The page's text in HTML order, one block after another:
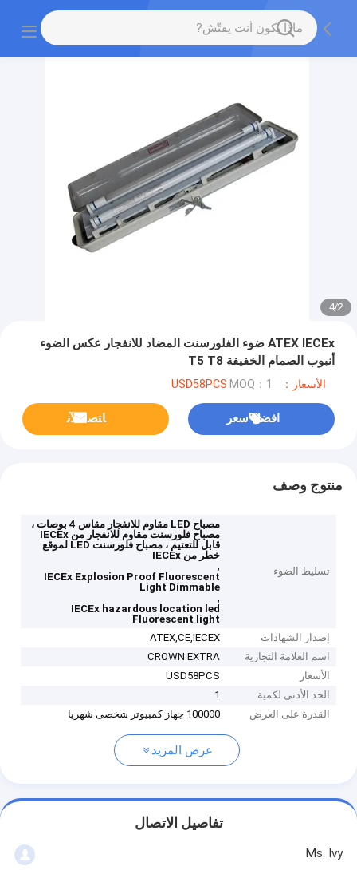
2
/
4
ATEX IECEx ضوء الفلورسنت المضاد للانفجار عكس الضوء
أنبوب الصمام الخفيفة T5 T8
الأسعار：USD58PCS MOQ：1
افضل سعر ﺎﺘﺼﻟ ﺍﻶﻧ
منتوج وصف
تسليط الضوء
مصباح LED مقاوم للانفجار مقاس 4 بوصات ،
مصباح فلورسنت مقاوم للانفجار من IECEx
قابل للتعتيم ، مصباح فلورسنت LED لموقع
خطر من IECEx
,
IECEx Explosion Proof Fluorescent
Light Dimmable
,
IECEx hazardous location led
Fluorescent light
إصدار الشهادات
ATEX,CE,IECEX
اسم العلامة التجارية
CROWN EXTRA
الأسعار
USD58PCS
الحد الأدنى لكمية
1
القدرة على العرض
100000 جهاز كمبيوتر شخصى شهريا
عرض المزيد
تفاصيل الاتصال
Ms. Ivy